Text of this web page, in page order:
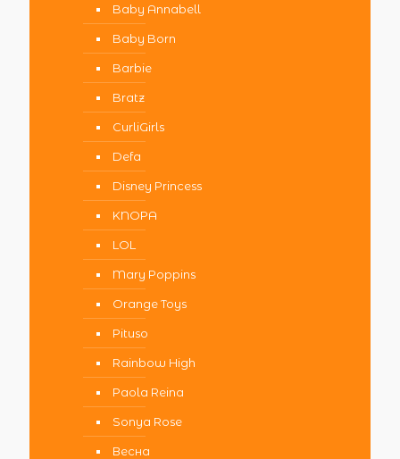
Baby Annabell
Baby Born
Barbie
Bratz
CurliGirls
Defa
Disney Princess
KNOPA
LOL
Mary Poppins
Orange Toys
Pituso
Rainbow High
Paola Reina
Sonya Rose
Весна